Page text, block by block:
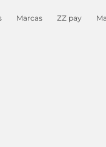
Marcas ZZ pay